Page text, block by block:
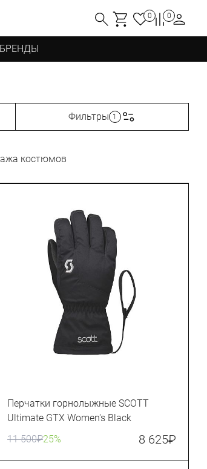
0 0
БРЕНДЫ
Фильтры 1
костюмов
Перчатки горнолыжные SCOTT
Ultimate GTX Women's Black
11 500₽25% 8 625₽